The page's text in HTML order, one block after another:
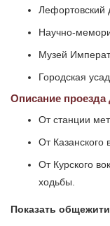
Лефортовский
Научно-
Музей
Городская
Описание
От станции
От Казанского
От Курского
ходьбы.
Показать